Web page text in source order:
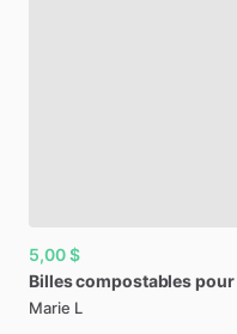
5,00 $
Billescompostablespour
Marie L